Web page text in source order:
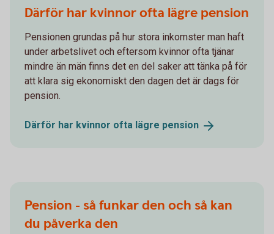
Därför har kvinnor ofta lägre pension
Pensionen grundas på hur stora inkomster man haft
under arbetslivet och eftersom kvinnor ofta tjänar
mindre än män finns det en del saker att tänka på för
att klara sig ekonomiskt den dagen det är dags för
pension.
Därför har kvinnor ofta lägre pension
Pension - så funkar den och så kan
du påverka den